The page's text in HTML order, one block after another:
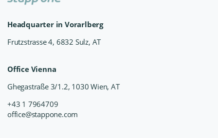
Headquarter in Vorarlberg
Frutzstrasse 4, 6832 Sulz, AT
Office Vienna
Ghegastraße 3/1.2, 1030 Wien, AT
+43 1 7964709
office@stappone.com